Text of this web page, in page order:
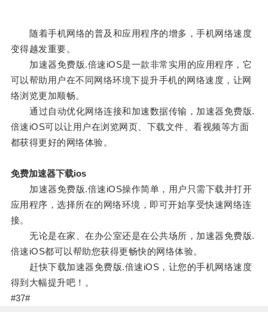
随着手机网络的普及和应用程序的增多，手机网络速度
变得越发重要。
加速器免费版.倍速iOS是一款非常实用的应用程序，它
可以帮助用户在不同网络环境下提升手机的网络速度，让网
络浏览更加顺畅。
通过自动优化网络连接和加速数据传输，加速器免费版.
倍速iOS可以让用户在浏览网页、下载文件、看视频等方面
都获得更好的网络体验。
免费加速器下载ios
加速器免费版.倍速iOS操作简单，用户只需下载并打开
应用程序，选择所在的网络环境，即可开始享受快速网络连
接。
无论是在家、在办公室还是在公共场所，加速器免费版.
倍速iOS都可以帮助您获得更畅快的网络体验。
赶快下载加速器免费版.倍速iOS，让您的手机网络速度
得到大幅提升吧！。
#37#